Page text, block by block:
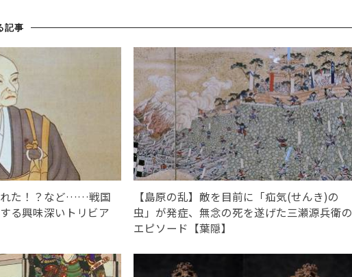
記事
れた！？など……戦国
る興味深いトリビア
【島原の乱】敵を目前に「疝気(せんき)の
虫」が発症、無念の死を遂げた三瀬源兵衛の
エピソード【葉隠】